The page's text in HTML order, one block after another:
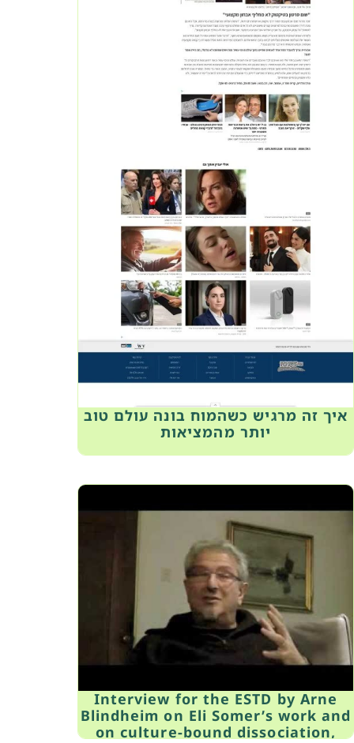
איך זה מרגיש כשהמוח בונה עולם טוב
יותר מהמציאות
Interview for the ESTD by Arne
Blindheim on Eli Somer’s work and
on culture-bound dissociation,